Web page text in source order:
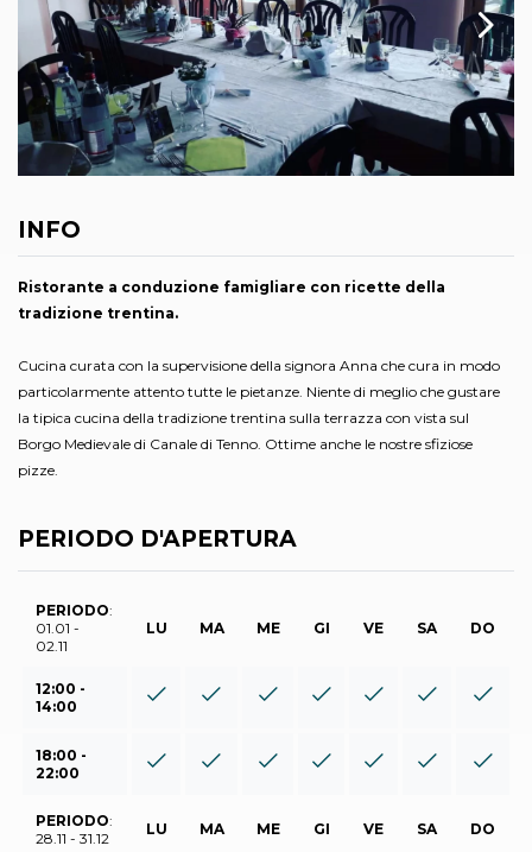
INFO
Ristorante a conduzione famigliare con ricette della
tradizione trentina.
Cucina curata con la supervisione della signora Anna che cura in modo
particolarmente attento tutte le pietanze. Niente di meglio che gustare
la tipica cucina della tradizione trentina sulla terrazza con vista sul
Borgo Medievale di Canale di Tenno. Ottime anche le nostre sfiziose
pizze.
PERIODO D'APERTURA
PERIODO:
01.01 -
02.11
LU MA ME GI VE SA DO
12:00 -
14:00
18:00 -
22:00
PERIODO:
28.11 - 31.12
LU MA ME GI VE SA DO